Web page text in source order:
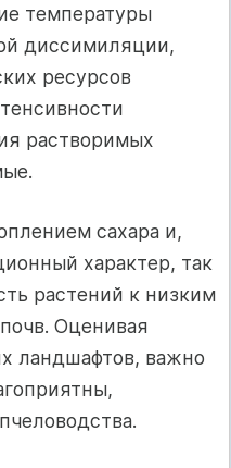
температуры
диссимиляции,
ресурсов
растворимых
сахара и,
характер, так
растений к низким
Оценивая
ландшафтов, важно